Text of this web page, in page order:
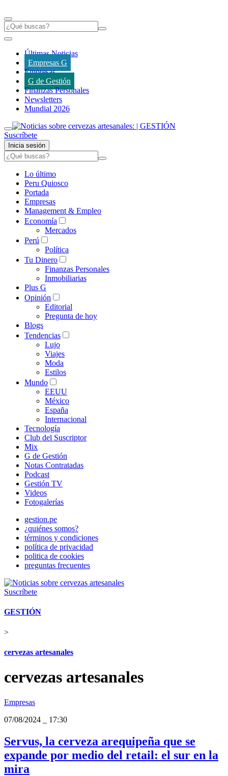
Últimas Noticias
Empresas G
Empresas
G de Gestión
Finanzas Personales
Newsletters
Mundial 2026
Suscríbete
Inicia sesión
Lo último
Peru Quiosco
Portada
Empresas
Management & Empleo
Economía
Mercados
Perú
Política
Tu Dinero
Finanzas Personales
Inmobiliarias
Plus G
Opinión
Editorial
Pregunta de hoy
Blogs
Tendencias
Lujo
Viajes
Moda
Estilos
Mundo
EEUU
México
España
Internacional
Tecnología
Club del Suscriptor
Mix
G de Gestión
Notas Contratadas
Podcast
Gestión TV
Videos
Fotogalerías
gestion.pe
¿quiénes somos?
términos y condiciones
política de privacidad
politica de cookies
preguntas frecuentes
Suscríbete
GESTIÓN
>
cervezas artesanales
cervezas artesanales
Empresas
07/08/2024
17:30
Servus, la cerveza arequipeña que se
expande por medio del retail: el sur en la
mira